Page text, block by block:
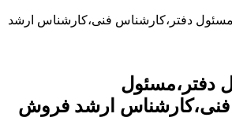
دفتر،کارشناس فنی،کارشناس ارشد
دفتر،مسئول
فنی،کارشناس ارشد فروش